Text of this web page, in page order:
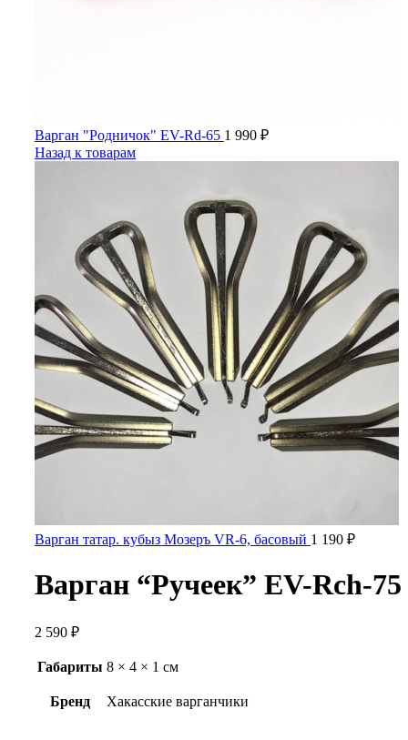
Варган "Родничок" EV-Rd-65 1 990 ₽
Назад к товарам
Варган татар. кубыз Мозеръ VR-6, басовый 1 190 ₽
Варган “Ручеек” EV-Rch-75
2 590 ₽
Габариты 8 × 4 × 1 см
Бренд Хакасские варганчики